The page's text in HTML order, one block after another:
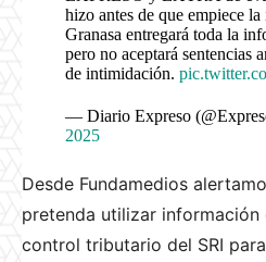
hizo antes de que empiece
Granasa entregará toda la
pero no aceptará sentencias
de intimidación.
— Diario Expreso
2025
Desde Fundamedios
pretenda utilizar información
control tributario del SRI